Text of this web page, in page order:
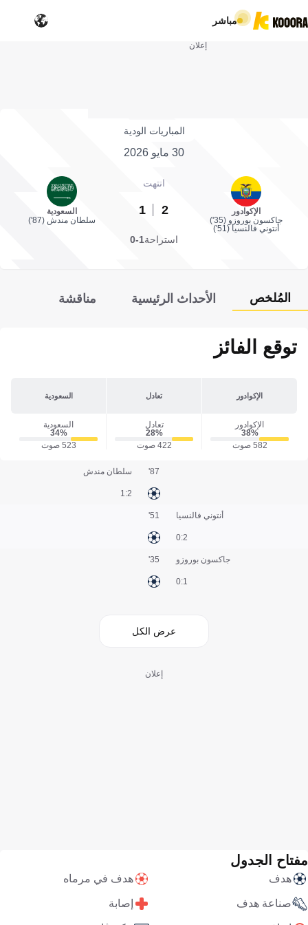
مباشر
إعلان
المباريات الودية
30 مايو 2026
الإكوادور
جاكسون بوروزو (35')
أنتوني فالنسيا (51')
انتهت
2
1
السعودية
سلطان مندش (87')
استراحة1-0
المُلخص الأحداث الرئيسية مناقشة
توقع الفائز
الإكوادور تعادل السعودية
الإكوادور
38‎%‎
582 صوت
تعادل
28‎%‎
422 صوت
السعودية
34‎%‎
523 صوت
سلطان مندش
2:1
87'
أنتوني فالنسيا
2:0
51'
جاكسون بوروزو
1:0
35'
عرض الكل
إعلان
مفتاح الجدول
هدف هدف في مرماه
صناعة هدف إصابة